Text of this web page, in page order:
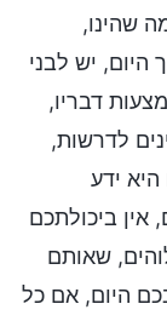
שהינו,
היום, יש לבני
דבריו,
לדרשות,
ידע
אין ביכולתכם
שאותם
היום, אם כל